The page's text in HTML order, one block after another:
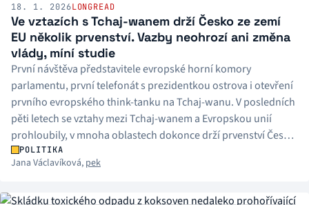
18. 1. 2026LONGREAD
Ve vztazích s Tchaj-wanem drží Česko ze zemí
EU několik prvenství. Vazby neohrozí ani změna
vlády, míní studie
První návštěva představitele evropské horní komory
parlamentu, první telefonát s prezidentkou ostrova i otevření
prvního evropského think-tanku na Tchaj-wanu. V posledních
pěti letech se vztahy mezi Tchaj-wanem a Evropskou unií
prohloubily, v mnoha oblastech dokonce drží prvenství Česko,
které je vnímáno jako jeden z největších spojenců ostrova.
Projevilo se to i na množství tchajwanských investic do
POLITIKA
Jana Václavíková, pek